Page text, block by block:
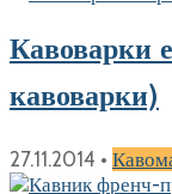
Кавоварки
кавоварки)
27.11.2014 •